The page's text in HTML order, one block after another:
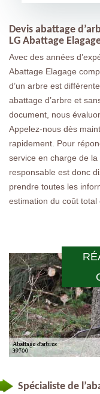
Devis abattage
LG Abattage
Avec des années
Abattage Elagage
d’un arbre est
abattage d’arbre et
document, nous
Appelez-nous dès
rapidement. Pour
service en charge de
responsable est donc
prendre toutes les
estimation du coût total
Spécialiste de